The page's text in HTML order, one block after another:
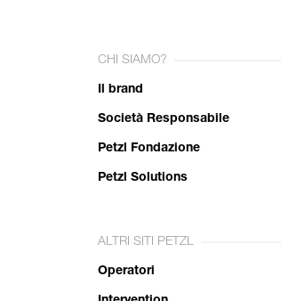
CHI SIAMO?
Il brand
Società Responsabile
Petzl Fondazione
Petzl Solutions
ALTRI SITI PETZL
Operatori